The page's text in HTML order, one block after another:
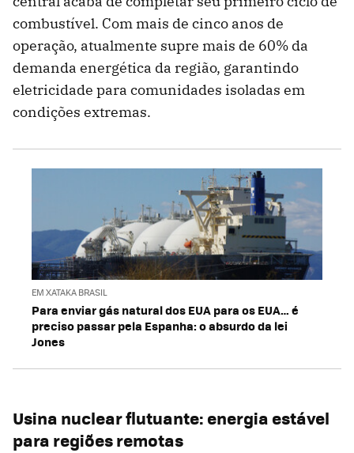
combustível. Com mais de cinco anos de
operação, atualmente supre mais de 60% da
demanda energética da região, garantindo
eletricidade para comunidades isoladas em
condições extremas.
EM XATAKA BRASIL
Para enviar gás natural dos EUA para os EUA… é
preciso passar pela Espanha: o absurdo da lei
Jones
Usina nuclear flutuante: energia estável
para regiões remotas